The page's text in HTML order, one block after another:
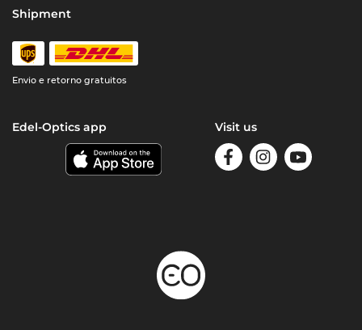
Shipment
Envio e retorno gratuitos
Edel-Optics app Visit us